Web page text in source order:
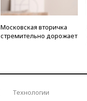
Московская вторичка
стремительно дорожает
Технологии